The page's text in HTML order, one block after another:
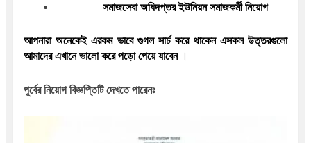
সমাজসেবা অধিদপ্তর ইউনিয়ন সমাজকর্মী নিয়োগ
আপনারা অনেকেই এরকম ভাবে গুগল সার্চ করে থাকেন এসকল উত্তরগুলো
আমাদের এখানে ভালো করে পড়ো পেয়ে যাবেন ।
পূর্বের নিয়োগ বিজ্ঞপ্তিটি দেখতে পারেনঃ